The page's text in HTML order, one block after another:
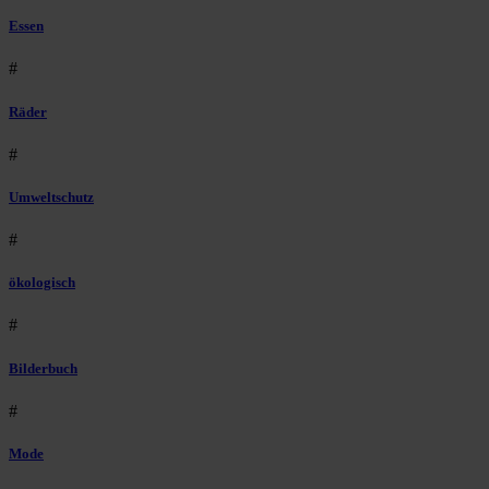
Essen
#
Räder
#
Umweltschutz
#
ökologisch
#
Bilderbuch
#
Mode